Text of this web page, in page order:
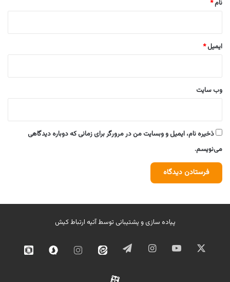
نام*
ایمیل*
وب‌ سایت
ذخیره نام، ایمیل و وبسایت من در مرورگر برای زمانی که دوباره دیدگاهی
می‌نویسم.
پیاده سازی و پشتیبانی توسطآتیه ارتباط کیش
ایکس یوتیوب اینستاگرامتلگرام ایتا
اینستاگرامسروش